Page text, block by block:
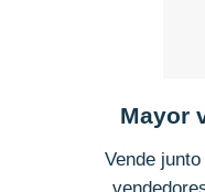
Mayor
Vende